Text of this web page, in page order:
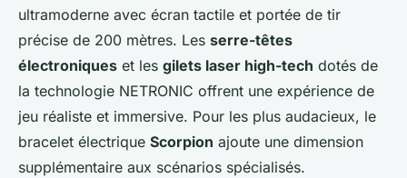
ultramoderne avec écran tactile et portée de tir
précise de 200 mètres. Les serre-têtes
électroniques et les gilets laser high-tech dotés de
la technologie NETRONIC offrent une expérience de
jeu réaliste et immersive. Pour les plus audacieux, le
bracelet électrique Scorpion ajoute une dimension
supplémentaire aux scénarios spécialisés.